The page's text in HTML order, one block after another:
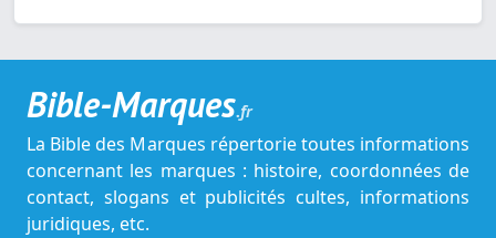
Bible-Marques.fr
La Bible des Marques répertorie toutes informations
concernant les marques : histoire, coordonnées de
contact, slogans et publicités cultes, informations
juridiques, etc.